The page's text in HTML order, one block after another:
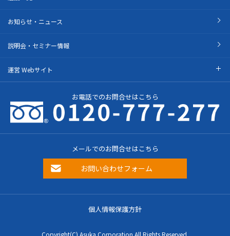
お知らせ・ニュース
説明会・セミナー情報
運営 Webサイト
お電話でのお問合せはこちら
メールでのお問合せはこちら
お問い合わせフォーム
個人情報保護方針